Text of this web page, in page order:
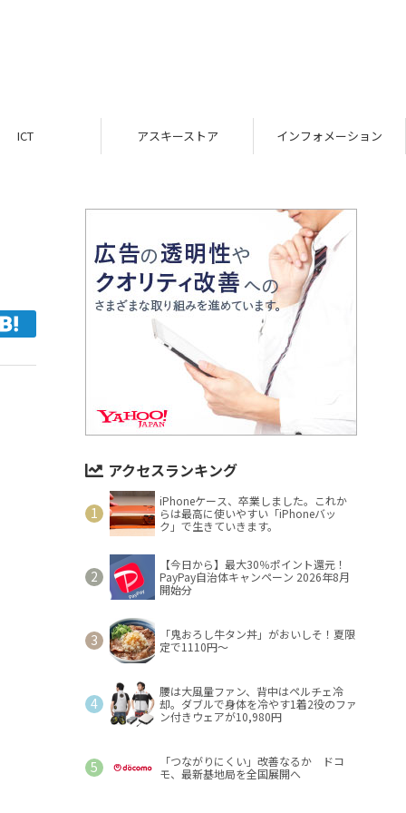
ICT アスキーストア インフォメーション
アクセスランキング
iPhoneケース、卒業しました。これか
らは最高に使いやすい「iPhoneバッ
ク」で生きていきます。
【今日から】最大30％ポイント還元！
PayPay自治体キャンペーン 2026年8月
開始分
「鬼おろし牛タン丼」がおいしそ！夏限
定で1110円～
腰は大風量ファン、背中はペルチェ冷
却。ダブルで身体を冷やす1着2役のファ
ン付きウェアが10,980円
「つながりにくい」改善なるか ドコ
モ、最新基地局を全国展開へ